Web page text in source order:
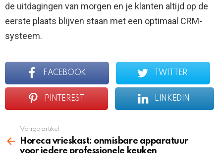
de uitdagingen van morgen en je klanten altijd op de
eerste plaats blijven staan met een optimaal CRM-
systeem.
FACEBOOK TWITTER
PINTEREST LINKEDIN
more
Vorige artikel
Horeca vrieskast: onmisbare apparatuur
voor iedere professionele keuken